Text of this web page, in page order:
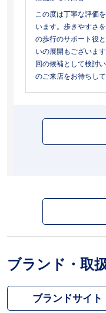
この度は丁寧な評価
います。歩きやすさ
の歩行のサポート役
いの展開もございま
回の候補として検討
のご来店をお待ちして
ブランド・取
ブランドサイト